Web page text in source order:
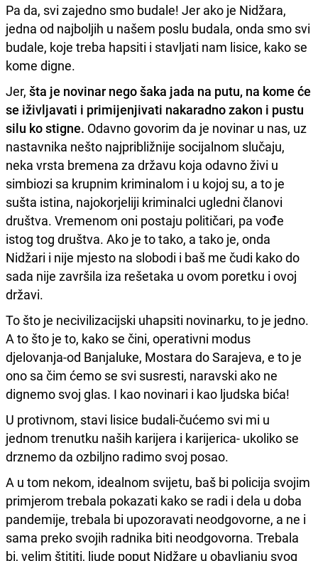
Pa da, svi zajedno smo budale! Jer ako je Nidžara,
jedna od najboljih u našem poslu budala, onda smo svi
budale, koje treba hapsiti i stavljati nam lisice, kako se
kome digne.
Jer, šta je novinar nego šaka jada na putu, na kome će
se iživljavati i primijenjivati nakaradno zakon i pustu
silu ko stigne. Odavno govorim da je novinar u nas, uz
nastavnika nešto najpribližnije socijalnom slučaju,
neka vrsta bremena za državu koja odavno živi u
simbiozi sa krupnim kriminalom i u kojoj su, a to je
sušta istina, najokorjeliji kriminalci ugledni članovi
društva. Vremenom oni postaju političari, pa vođe
istog tog društva. Ako je to tako, a tako je, onda
Nidžari i nije mjesto na slobodi i baš me čudi kako do
sada nije završila iza rešetaka u ovom poretku i ovoj
državi.
To što je necivilizacijski uhapsiti novinarku, to je jedno.
A to što je to, kako se čini, operativni modus
djelovanja-od Banjaluke, Mostara do Sarajeva, e to je
ono sa čim ćemo se svi susresti, naravski ako ne
dignemo svoj glas. I kao novinari i kao ljudska bića!
U protivnom, stavi lisice budali-čućemo svi mi u
jednom trenutku naših karijera i karijerica- ukoliko se
drznemo da ozbiljno radimo svoj posao.
A u tom nekom, idealnom svijetu, baš bi policija svojim
primjerom trebala pokazati kako se radi i dela u doba
pandemije, trebala bi upozoravati neodgovorne, a ne i
sama preko svojih radnika biti neodgovorna. Trebala
bi, velim štititi, ljude poput Nidžare u obavljanju svog